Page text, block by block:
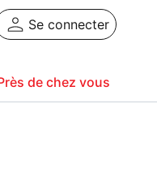
Se connecter
de chez vous